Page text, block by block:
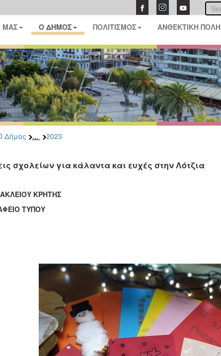
ΜΑΣ Ο ΔΗΜΟΣ ΠΟΛΙΤΙΣΜΟΣ ΑΝΘΕΚΤΙΚΗ ΠΟΛΗ
Δήμος ... 2023
σχολείων για κάλαντα και ευχές στην Λότζια
ΚΡΗΤΗΣ
ΤΥΠΟΥ